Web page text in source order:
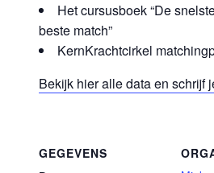
Het cursusboek “De
beste match”
KernKrachtcirkel
Bekijk hier alle data en schrijf
GEGEVENS